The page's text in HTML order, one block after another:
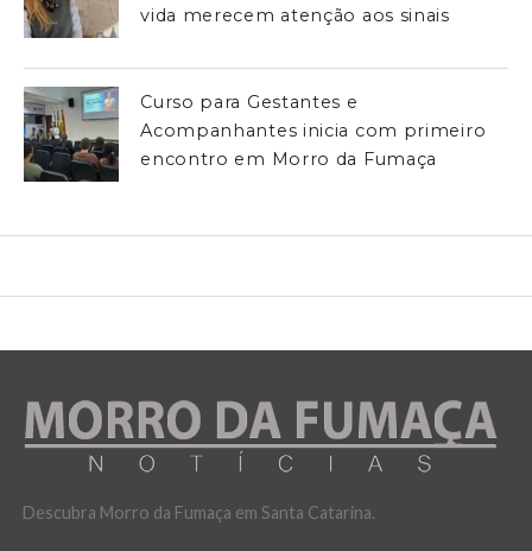
vida merecem atenção aos sinais
Curso para Gestantes e
Acompanhantes inicia com primeiro
encontro em Morro da Fumaça
Descubra Morro da Fumaça em Santa Catarina.